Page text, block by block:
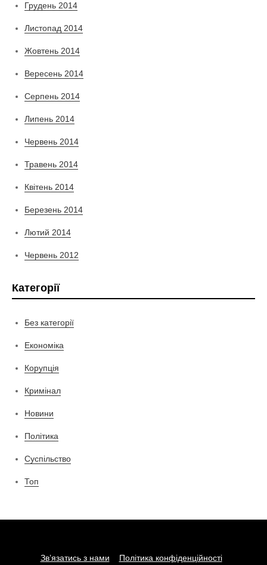
Грудень 2014
Листопад 2014
Жовтень 2014
Вересень 2014
Серпень 2014
Липень 2014
Червень 2014
Травень 2014
Квітень 2014
Березень 2014
Лютий 2014
Червень 2012
Категорії
Без категорії
Економіка
Корупція
Кримінал
Новини
Політика
Суспільство
Топ
Зв’язатись з нами Політика конфіденційності